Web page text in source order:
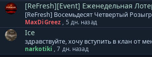
[ReFresh][Event] Еженедельная
MaxDiGreez , 5 дн. назад
Ice
narkotiki ,7 дн. назад